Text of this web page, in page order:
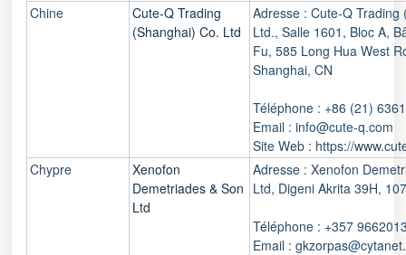
Chine
Cute-Q Trading
(Shanghai) Co. Ltd
Adresse : Cute-Q Trading
Ltd., Salle 1601, Bloc A,
Fu, 585 Long Hua West
Shanghai, CN
Téléphone : +86 (21)
Email : info@cute-q.com
Site Web : https://
Chypre
Xenofon
Demetriades & Son
Ltd
Adresse : Xenofon
Ltd, Digeni Akrita 39H,
Téléphone : +357
Email :